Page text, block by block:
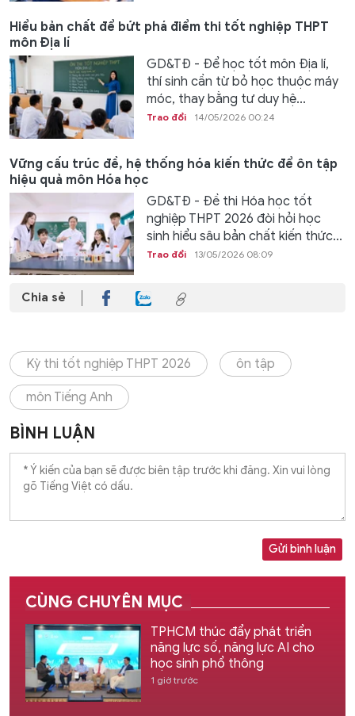
Hiểu bản chất để bứt phá điểm thi tốt nghiệp THPT
môn Địa lí
GD&TĐ - Để học tốt môn Địa lí,
thí sinh cần từ bỏ học thuộc máy
móc, thay bằng tư duy hệ...
Trao đổi 14/05/2026 00:24
Vững cấu trúc đề, hệ thống hóa kiến thức để ôn tập
hiệu quả môn Hóa học
GD&TĐ - Đề thi Hóa học tốt
nghiệp THPT 2026 đòi hỏi học
sinh hiểu sâu bản chất kiến thức...
Trao đổi 13/05/2026 08:09
Chia sẻ
Kỳ thi tốt nghiệp THPT 2026 ôn tập
môn Tiếng Anh
BÌNH LUẬN
Gửi bình luận
CÙNG CHUYÊN MỤC
TPHCM thúc đẩy phát triển
năng lực số, năng lực AI cho
học sinh phổ thông
1 giờ trước